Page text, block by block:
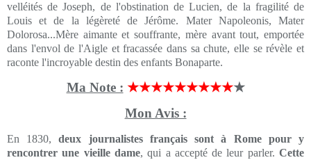
velléités de Joseph, de l'obstination de Lucien, de la fragilité de
Louis et de la légèreté de Jérôme. Mater Napoleonis, Mater
Dolorosa...Mère aimante et souffrante, mère avant tout, emportée
dans l'envol de l'Aigle et fracassée dans sa chute, elle se révèle et
raconte l'incroyable destin des enfants Bonaparte.
Ma Note : ★★★★★★★★★★
Mon Avis :
En 1830,deux journalistes français sont à Rome pour y
rencontrer une vieille dame, qui a accepté de leur parler.Cette